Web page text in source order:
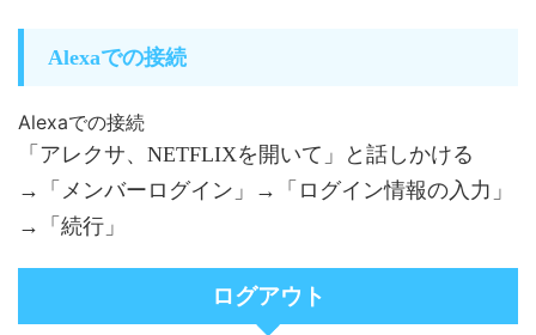
Alexaでの接続
Alexaでの接続
「アレクサ、NETFLIXを開いて」と話しかける
→「メンバーログイン」→「ログイン情報の入力」
→「続行」
ログアウト